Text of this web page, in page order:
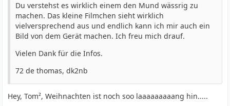
Du verstehst es wirklich einem den Mund wässrig zu
machen. Das kleine Filmchen sieht wirklich
vielversprechend aus und endlich kann ich mir auch ein
Bild von dem Gerät machen. Ich freu mich drauf.
Vielen Dank für die Infos.
72 de thomas, dk2nb
Hey, Tom², Weihnachten ist noch soo laaaaaaaaang hin.....